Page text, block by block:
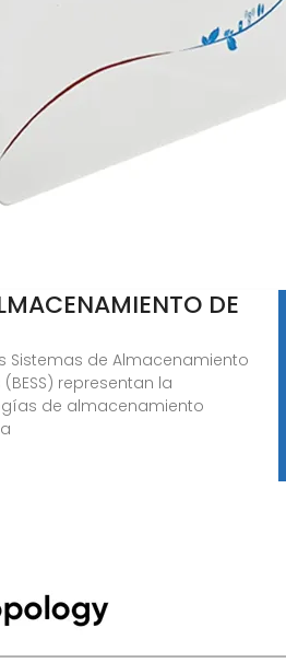
DE
Sistemas de Almacenamiento
representan la
de almacenamiento